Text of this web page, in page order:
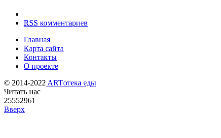
RSS комментариев
Главная
Карта сайта
Контакты
О проекте
© 2014-2022 ARTотека еды
Читать нас
25552961
Вверх